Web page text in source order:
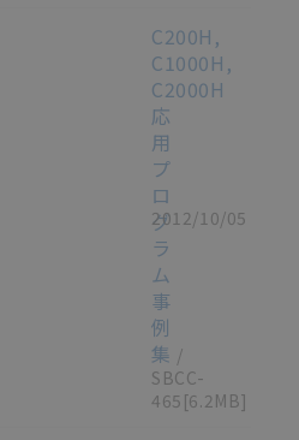
C200H,
C1000H,
C2000H
応
用
プ
ロ
グ
ラ
ム
事
例
集 /
SBCC-
465 [6.2MB]
2012/10/05